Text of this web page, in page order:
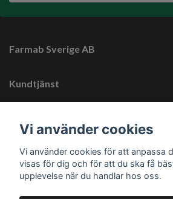
Farmab Sverige AB
Kundtjänst
Sociala medier
Vi använder cookies
Vi använder cookies för att anpassa
visas för dig och för att du ska få
upplevelse när du handlar hos oss.